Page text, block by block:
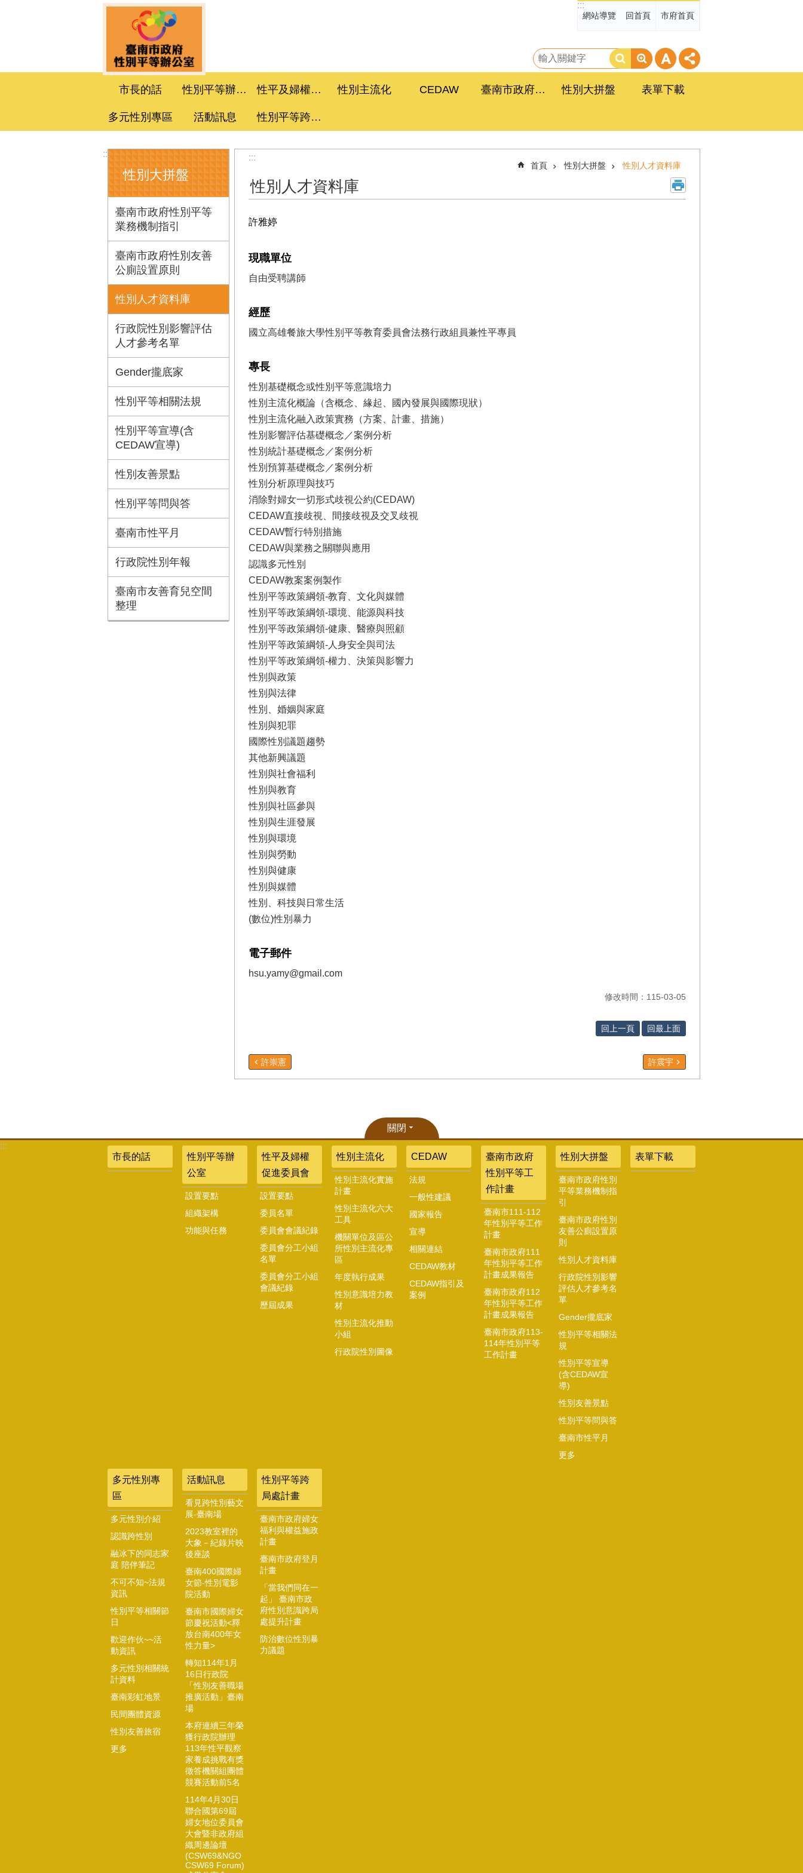
:::
網站導覽 回首頁 市府首頁
搜
尋
市長的話 性別平等辦公室 性平及婦權促進委員會 性別主流化 CEDAW 臺南市政府性別平等工作計畫 性別大拼盤 表單下載
多元性別專區 活動訊息 性別平等跨局處計畫
:::
性別大拼盤
臺南市政府性別平等
業務機制指引
臺南市政府性別友善
公廁設置原則
性別人才資料庫
行政院性別影響評估
人才參考名單
Gender攏底家
性別平等相關法規
性別平等宣導(含
CEDAW宣導)
性別友善景點
性別平等問與答
臺南市性平月
行政院性別年報
臺南市友善育兒空間
整理
:::
首頁 性別大拼盤 性別人才資料庫
性別人才資料庫
許雅婷
現職單位
自由受聘講師
經歷
國立高雄餐旅大學性別平等教育委員會法務行政組員兼性平專員
專長
性別基礎概念或性別平等意識培力
性別主流化概論（含概念、緣起、國內發展與國際現狀）
性別主流化融入政策實務（方案、計畫、措施）
性別影響評估基礎概念／案例分析
性別統計基礎概念／案例分析
性別預算基礎概念／案例分析
性別分析原理與技巧
消除對婦女一切形式歧視公約(CEDAW)
CEDAW直接歧視、間接歧視及交叉歧視
CEDAW暫行特別措施
CEDAW與業務之關聯與應用
認識多元性別
CEDAW教案案例製作
性別平等政策綱領-教育、文化與媒體
性別平等政策綱領-環境、能源與科技
性別平等政策綱領-健康、醫療與照顧
性別平等政策綱領-人身安全與司法
性別平等政策綱領-權力、決策與影響力
性別與政策
性別與法律
性別、婚姻與家庭
性別與犯罪
國際性別議題趨勢
其他新興議題
性別與社會福利
性別與教育
性別與社區參與
性別與生涯發展
性別與環境
性別與勞動
性別與健康
性別與媒體
性別、科技與日常生活
(數位)性別暴力
電子郵件
hsu.yamy@gmail.com
修改時間：115-03-05
回上一頁 回最上面
許崇憲 許震宇
關閉
:::
市長的話
性別平等辦
公室
設置要點
組織架構
功能與任務
性平及婦權
促進委員會
設置要點
委員名單
委員會會議紀錄
委員會分工小組
名單
委員會分工小組
會議紀錄
歷屆成果
性別主流化
性別主流化實施
計畫
性別主流化六大
工具
機關單位及區公
所性別主流化專
區
年度執行成果
性別意識培力教
材
性別主流化推動
小組
行政院性別圖像
CEDAW
法規
一般性建議
國家報告
宣導
相關連結
CEDAW教材
CEDAW指引及
案例
臺南市政府
性別平等工
作計畫
臺南市111-112
年性別平等工作
計畫
臺南市政府111
年性別平等工作
計畫成果報告
臺南市政府112
年性別平等工作
計畫成果報告
臺南市政府113-
114年性別平等
工作計畫
性別大拼盤
臺南市政府性別
平等業務機制指
引
臺南市政府性別
友善公廁設置原
則
性別人才資料庫
行政院性別影響
評估人才參考名
單
Gender攏底家
性別平等相關法
規
性別平等宣導
(含CEDAW宣
導)
性別友善景點
性別平等問與答
臺南市性平月
更多
表單下載
多元性別專
區
多元性別介紹
認識跨性別
融冰下的同志家
庭 陪伴筆記
不可不知~法規
資訊
性別平等相關節
日
歡迎作伙~~活
動資訊
多元性別相關統
計資料
臺南彩虹地景
民間團體資源
性別友善旅宿
更多
活動訊息
看見跨性別藝文
展-臺南場
2023教室裡的
大象－紀錄片映
後座談
臺南400國際婦
女節-性別電影
院活動
臺南市國際婦女
節慶祝活動<釋
放台南400年女
性力量>
轉知114年1月
16日行政院
「性別友善職場
推廣活動」臺南
場
本府連續三年榮
獲行政院辦理
113年性平觀察
家養成挑戰有獎
徵答機關組團體
競賽活動前5名
114年4月30日
聯合國第69屆
婦女地位委員會
大會暨非政府組
織周邊論壇
(CSW69&NGO
CSW69 Forum)
性別平等跨
局處計畫
臺南市政府婦女
福利與權益施政
計畫
臺南市政府登月
計畫
「當我們同在一
起」 臺南市政
府性別意識跨局
處提升計畫
防治數位性別暴
力議題